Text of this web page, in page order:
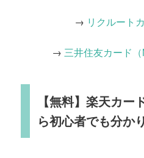
→ リクルート
→ 三井住友カード
【無料】楽天カ
ら初心者でも分か